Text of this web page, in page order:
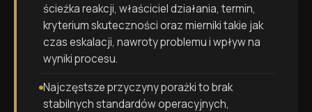
ścieżka reakcji, właściciel działania, termin,
kryterium skuteczności oraz mierniki takie jak
czas eskalacji, nawroty problemu i wpływ na
wyniki procesu.
Najczęstsze przyczyny porażki to brak
stabilnych standardów operacyjnych,